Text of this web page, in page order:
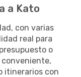
a Kato
con varias
real para
o
conveniente,
itinerarios con